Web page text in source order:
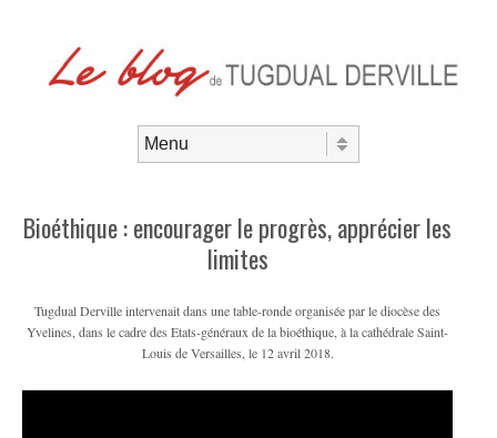
Bioéthique : encourager le progrès, apprécier les
limites
Tugdual Derville intervenait dans une table-ronde organisée par le diocèse des
Yvelines, dans le cadre des Etats-généraux de la bioéthique, à la cathédrale Saint-
Louis de Versailles, le 12 avril 2018.